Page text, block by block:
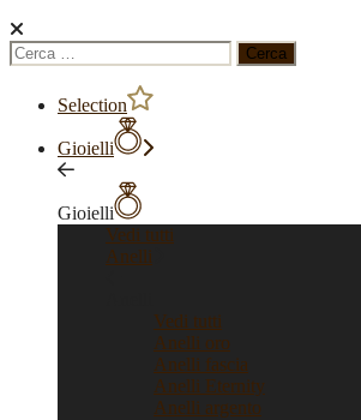
Ricerca
per:
Selection
Gioielli
Gioielli
Vedi tutti
Anelli
Vedi tutti
Anelli oro
Anelli fascia
Anelli Eternity
Anelli argento